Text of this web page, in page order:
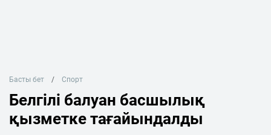
Басты бет Спорт
Белгілі балуан басшылық
қызметке тағайындалды